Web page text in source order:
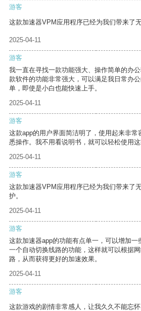
游客
这款加速器VPM应用程序已经为我们带来了
2025-04-11
游客
我一直在寻找一款功能强大、操作简单的办
款软件的功能非常强大，可以满足我日常办
单，即使是小白也能快速上手。
2025-04-11
游客
这款app的用户界面简洁明了，使用起来非
悉操作。我不用看说明书，就可以轻松使用这
2025-04-11
游客
这款加速器VPM应用程序已经为我们带来了
护。
2025-04-11
游客
这款加速器app的功能有点单一，可以增加一
一个自动切换线路的功能，这样就可以根据
路，从而获得更好的加速效果。
2025-04-11
游客
这款游戏的剧情非常感人，让我久久不能忘怀